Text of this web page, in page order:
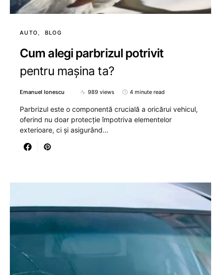
AUTO BLOG
Cum alegi parbrizul potrivit
pentru mașina ta?
Emanuel Ionescu 989 views 4 minute read
Parbrizul este o componentă crucială a oricărui vehicul,
oferind nu doar protecție împotriva elementelor
exterioare, ci și asigurând…